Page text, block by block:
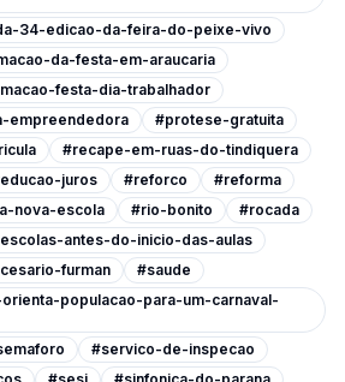
34-edicao-da-feira-do-peixe-vivo
da-festa-em-araucaria
festa-dia-trabalhador
empreendedora
#protese-gratuita
#recape-em-ruas-do-tindiquera
juros #reforco
#reforma
nova-escola
#rio-bonito
#rocada
antes-do-inicio-das-aulas
furman
#saude
populacao-para-um-carnaval-
#servico-de-inspecao